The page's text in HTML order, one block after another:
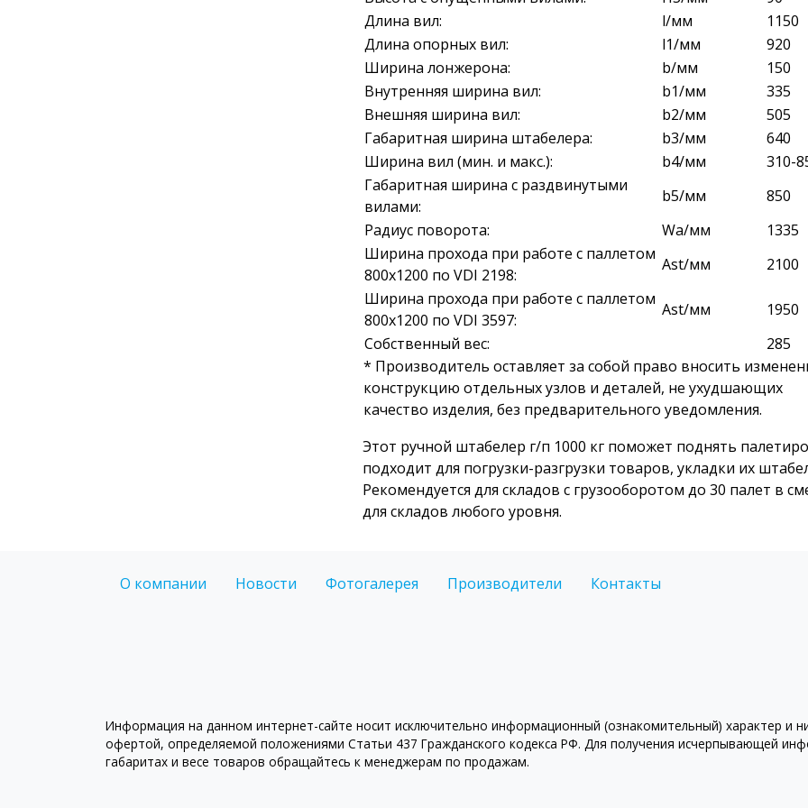
Длина вил:
l/мм
1150
Длина опорных вил:
l1/мм
920
Ширина лонжерона:
b/мм
150
Внутренняя ширина вил:
b1/мм
335
Внешняя ширина вил:
b2/мм
505
Габаритная ширина штабелера:
b3/мм
640
Ширина вил (мин. и макс.):
b4/мм
310-
Габаритная ширина с раздвинутыми
вилами:
b5/мм
850
Радиус поворота:
Wa/мм
1335
Ширина прохода при работе с паллетом
800х1200 по VDI 2198:
Ast/мм
2100
Ширина прохода при работе с паллетом
800х1200 по VDI 3597:
Ast/мм
1950
Собственный вес:
285
* Производитель оставляет за собой право вносить
конструкцию отдельных узлов и деталей, не ухудшающих
качество изделия, без предварительного уведомления.
Этот ручной штабелер г/п 1000 кг поможет поднять
подходит для погрузки-разгрузки товаров, укладки их
Рекомендуется для складов с грузооборотом до 30 палет в
для складов любого уровня.
О компании Новости Фотогалерея Производители Контакты
Информация на данном интернет-сайте носит исключительно информационный (ознакомительный) характер и
офертой, определяемой положениями Статьи 437 Гражданского кодекса РФ. Для получения исчерпывающей
габаритах и весе товаров обращайтесь к менеджерам по продажам.